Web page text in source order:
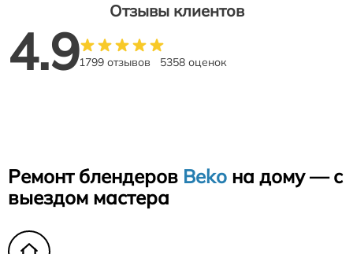
Отзывы клиентов
4.91799 отзывов 5358 оценок
Ремонт блендеров Beko на дому — с
выездом мастера